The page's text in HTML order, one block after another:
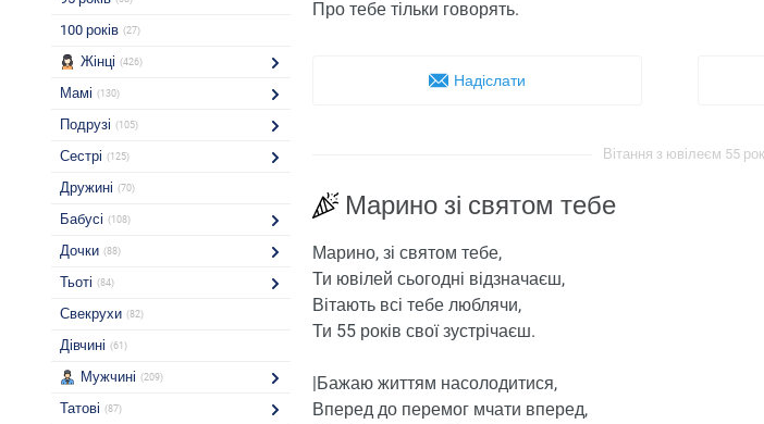
100 років (27)
Жінці (426)
Мамі (130)
Подрузі (105)
Сестрі (125)
Дружині (70)
Бабусі (108)
Дочки (88)
Тьоті (84)
Свекрухи (82)
Дівчині (61)
Мужчині (209)
Татові (87)
Про тебе тільки говорять.
Надіслати
Вітання з ювілеєм 55
Марино зі святом тебе
Марино, зі святом тебе,
Ти ювілей сьогодні відзначаєш,
Вітають всі тебе люблячи,
Ти 55 років свої зустрічаєш.
|Бажаю життям насолодитися,
Вперед до перемог мчати вперед,